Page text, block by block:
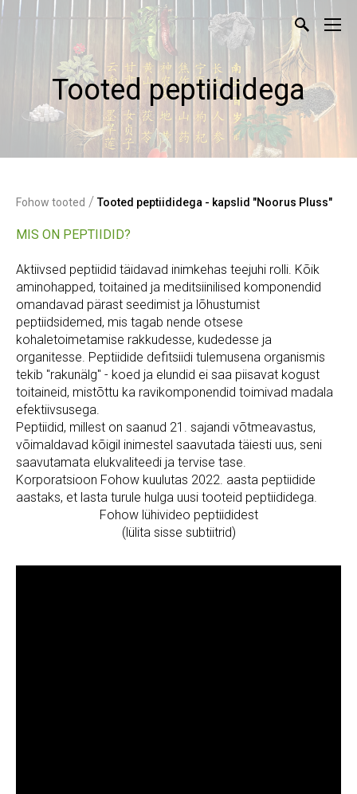
Tooted peptiididega
Fohow tooted / Tooted peptiididega - kapslid "Noorus Pluss"
MIS ON PEPTIIDID?
Aktiivsed peptiidid täidavad inimkehas teejuhi rolli. Kõik
aminohapped, toitained ja meditsiinilised komponendid
omandavad pärast seedimist ja lõhustumist
peptiidsidemed, mis tagab nende otsese
kohaletoimetamise rakkudesse, kudedesse ja
organitesse. Peptiidide defitsiidi tulemusena organismis
tekib "rakunälg" - koed ja elundid ei saa piisavat kogust
toitaineid, mistõttu ka ravikomponendid toimivad madala
efektiivsusega.
Peptiidid, millest on saanud 21. sajandi võtmeavastus,
võimaldavad kõigil inimestel saavutada täiesti uus, seni
saavutamata elukvaliteedi ja tervise tase.
Korporatsioon Fohow kuulutas 2022. aasta peptiidide
aastaks, et lasta turule hulga uusi tooteid peptiididega.
Fohow lühivideo peptiididest
(lülita sisse subtiitrid)